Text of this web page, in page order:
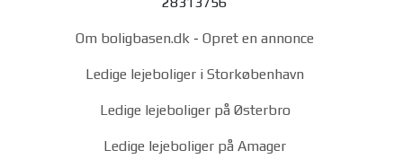
Om boligbasen.dk - Opret en annonce
Ledige lejeboliger i Storkøbenhavn
Ledige lejeboliger på Østerbro
Ledige lejeboliger på Amager